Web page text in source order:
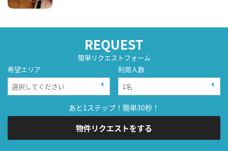
REQUEST
簡単リクエストフォーム
希望エリア
利用人数
あと1ステップ！簡単30秒！
物件リクエストをする